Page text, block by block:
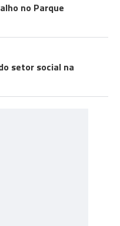
no Parque
setor social na